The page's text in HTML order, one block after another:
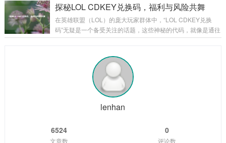
村蹒跚学步,逐渐熟悉这个陌生而又充满魅力的...
体现。 二觉武器往往伴随着角色的二次觉醒而出现，当玩家历
经千辛万苦，将角色培养到一定阶段，解锁二次觉醒的那一
刻，二觉武器就如同神秘宝藏一般，在游戏的迷雾中逐渐露出
它的锋芒，它的出现，标志着角色进入了一个全新的境界,拥有
疑是游戏美术设计的精华所在，每一把二觉...
探秘LOL CDKEY兑换码，福利与风险共舞
在英雄联盟（LOL）的庞大玩家群体中，“LOL CDKEY兑换
码”无疑是一个备受关注的话题，这些神秘的代码，就像是通往
游戏宝藏世界的钥匙，吸引着无数玩家去追寻和探索。 CDKE
联盟官方指定的兑换页面输入这些代码，从而获得各种游戏内
的奖励，这些奖励可谓丰富多彩，从稀有的英雄皮肤、珍贵的
英雄角色，到各种游戏道具和加成，应有尽有，对于玩家而
言，一个有效的CDKEY兑换码就像是一份意外之喜，能让他们
在游戏中获得更多的乐趣和优势...
lenhan
6524
文章数
0
评论数